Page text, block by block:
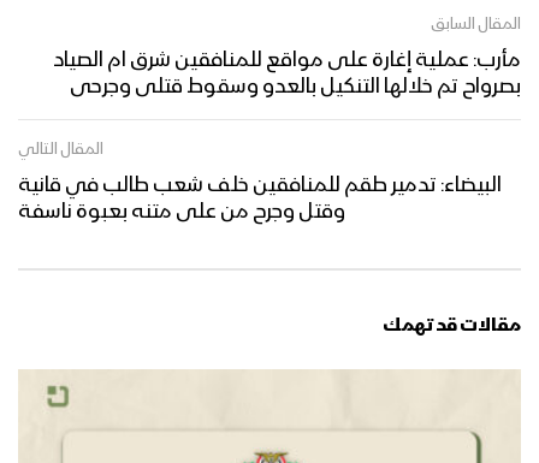
المقال السابق
مأرب: عملية إغارة على مواقع للمنافقين شرق ام الصياد
بصرواح تم خلالها التنكيل بالعدو وسقوط قتلى وجرحى
المقال التالي
البيضاء: تدمير طقم للمنافقين خلف شعب طالب في قانية
وقتل وجرح من على متنه بعبوة ناسفة
مقالات قد تهمك